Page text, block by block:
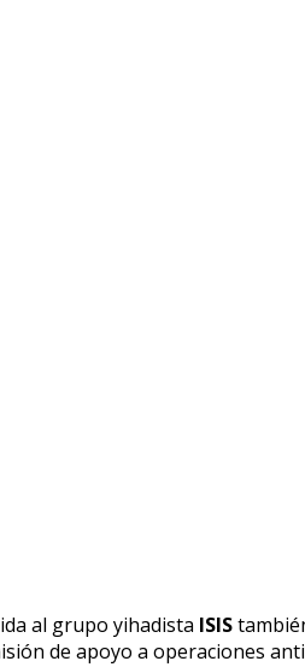
al grupo yihadista ISIS
de apoyo a operaciones